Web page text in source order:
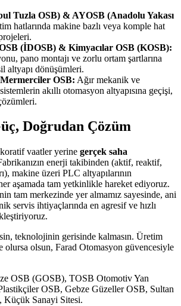
Tuzla OSB) & AYOSB (Anadolu Yakası
hatlarında makine bazlı veya komple hat
(İDOSB) & Kimyacılar OSB (KOSB):
pano montajı ve zorlu ortam şartlarına
altyapı dönüşümleri.
OSB: Ağır mekanik ve
akıllı otomasyon altyapısına geçişi,
Doğrudan Çözüm
vaatler yerine gerçek saha
enerji takibinden (aktif, reaktif,
makine üzeri PLC altyapılarının
aşamada tam yetkinlikle hareket ediyoruz.
tam merkezinde yer almamız sayesinde, ani
servis ihtiyaçlarında en agresif ve hızlı
teknolojinin gerisinde kalmasın. Üretim
olursa olsun, Farad Otomasyon güvencesiyle
OSB (GOSB), TOSB Otomotiv Yan
OSB, Gebze Güzeller OSB, Sultan
Küçük Sanayi Sitesi.